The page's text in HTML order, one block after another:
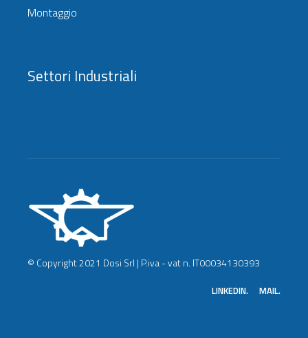
Montaggio
Settori Industriali
© Copyright 2021 Dosi Srl | P.iva - vat n. IT00034130393
LINKEDIN. MAIL.